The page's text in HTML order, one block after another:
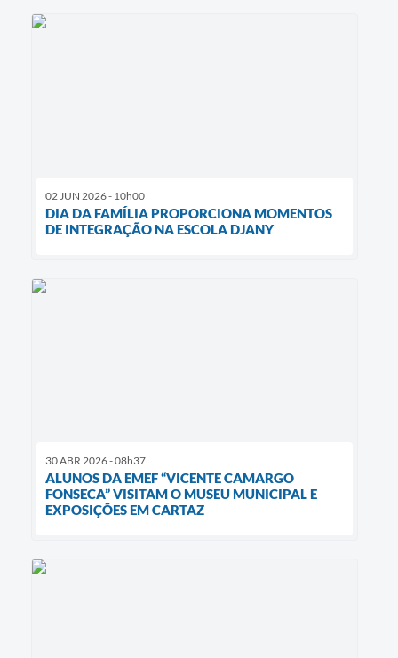
02 JUN 2026 - 10h00
DIA DA FAMÍLIA PROPORCIONA MOMENTOS
DE INTEGRAÇÃO NA ESCOLA DJANY
30 ABR 2026 - 08h37
ALUNOS DA EMEF “VICENTE CAMARGO
FONSECA” VISITAM O MUSEU MUNICIPAL E
EXPOSIÇÕES EM CARTAZ